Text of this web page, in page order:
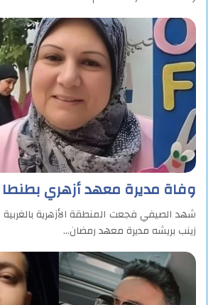
وفاة مديرة معهد أزهري بطنطا
شهد الصيفي فجعت المنطقة الأزهرية بالغربية
زينب بريشه مديرة معهد رمضان…